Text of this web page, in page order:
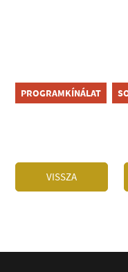
PROGRAMKÍNÁLAT
VISSZA